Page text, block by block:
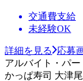
交通費支給
未経験OK
詳細を見る
応募
アルバイト・パー
かっぱ寿司 大津